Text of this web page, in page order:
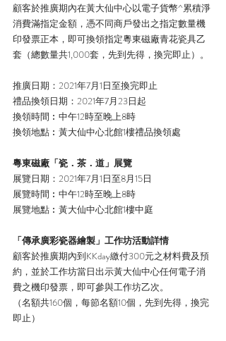
顧客於推廣期內在黃大仙中心以電子貨幣^累積淨
消費滿指定金額，憑不同商戶發出之指定數量機
印發票正本，即可換領指定粵東磁廠青花瓷具乙
套（總數量共1,000套，先到先得，換完即止）。
推廣日期：2021年7月1日至換完即止
禮品換領日期：2021年7月23日起
換領時間︰中午12時至晚上8時
換領地點︰黃大仙中心北館1樓禮品換領處
粵東磁廠「瓷．茶．道」展覽
展覽日期：2021年7月1日至8月15日
展覽時間︰中午12時至晚上8時
展覽地點︰黃大仙中心北館1樓中庭
「傳承廣彩瓷器繪製」工作坊活動詳情
顧客於推廣期內到KKday繳付300元之材料費及預
約，並於工作坊當日出示黃大仙中心任何電子消
費之機印發票，即可參與工作坊乙次。
（名額共160個，每節名額10個，先到先得，換完
即止）